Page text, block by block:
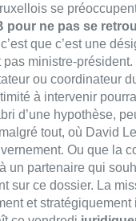
ce vendredi
La seule manière
exercice nomme
poste de “Monsieur
l’on peut épingler
Avec trois séries
une qui a visé une
se rappellent à notre
cet éditorial, la
nécessaire de
même si une grande
fédérales. Les